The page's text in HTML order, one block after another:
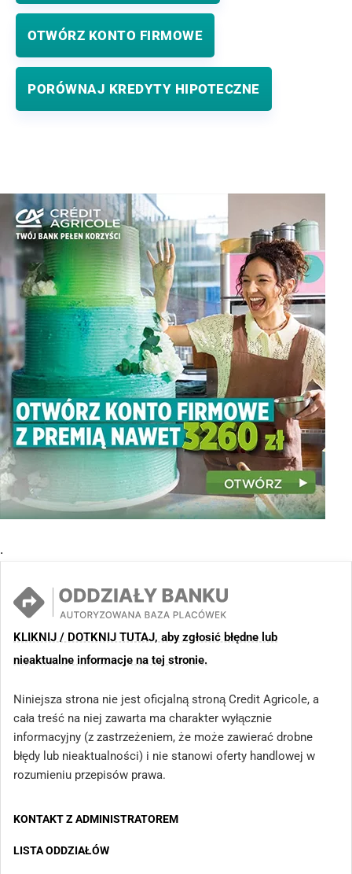
OTWÓRZ KONTO FIRMOWE
PORÓWNAJ KREDYTY HIPOTECZNE
.
KLIKNIJ / DOTKNIJ TUTAJ, aby zgłosić błędne lub
nieaktualne informacje na tej stronie.
Niniejsza strona nie jest oficjalną stroną Credit Agricole, a
cała treść na niej zawarta ma charakter wyłącznie
informacyjny (z zastrzeżeniem, że może zawierać drobne
błędy lub nieaktualności) i nie stanowi oferty handlowej w
rozumieniu przepisów prawa.
KONTAKT Z ADMINISTRATOREM
LISTA ODDZIAŁÓW